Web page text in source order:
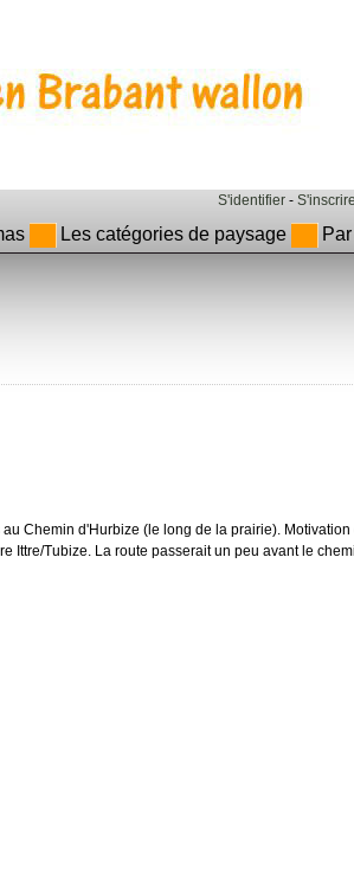
S'identifier - S'inscrire
Les catégories de paysage
Chemin d'Hurbize (le long de la prairie).
Ittre/Tubize. La route passerait un peu avant le